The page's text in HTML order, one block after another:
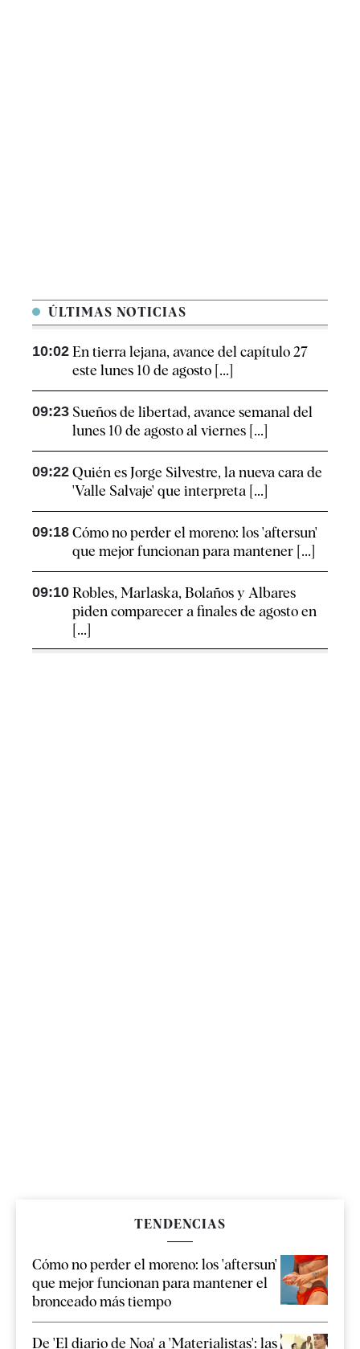
ÚLTIMAS NOTICIAS
10:02 En tierra lejana, avance del capítulo 27
este lunes 10 de agosto [...]
09:23 Sueños de libertad, avance semanal del
lunes 10 de agosto al viernes [...]
09:22 Quién es Jorge Silvestre, la nueva cara de
'Valle Salvaje' que interpreta [...]
09:18 Cómo no perder el moreno: los 'aftersun'
que mejor funcionan para mantener [...]
09:10 Robles, Marlaska, Bolaños y Albares
piden comparecer a finales de agosto en
[...]
TENDENCIAS
Cómo no perder el moreno: los 'aftersun'
que mejor funcionan para mantener el
bronceado más tiempo
De 'El diario de Noa' a 'Materialistas': las